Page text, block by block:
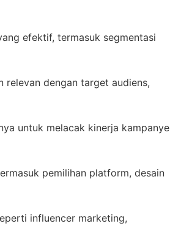
efektif, termasuk segmentasi
relevan dengan target audiens,
untuk melacak kinerja kampanye
pemilihan platform, desain
influencer marketing,